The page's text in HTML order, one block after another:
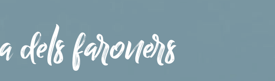
dels faroners